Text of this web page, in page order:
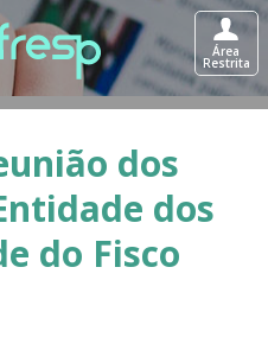
Área
Restrita
dos
dos
do Fisco